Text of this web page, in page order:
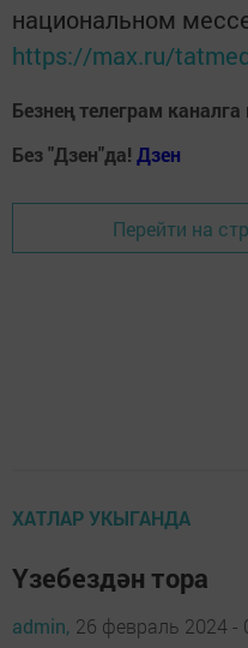
национальном
https://max.ru/
Безнең телеграм
Без "Дзен"да! Дзен
Перейти на
ХАТЛАР УКЫГАНДА
Үзебездән тора
admin, 26 февраль 2024 -